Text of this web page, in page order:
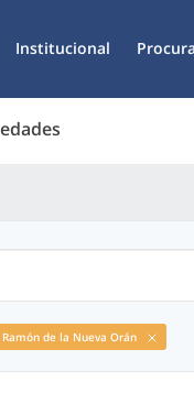
Institucional
Ramón de la Nueva Orán